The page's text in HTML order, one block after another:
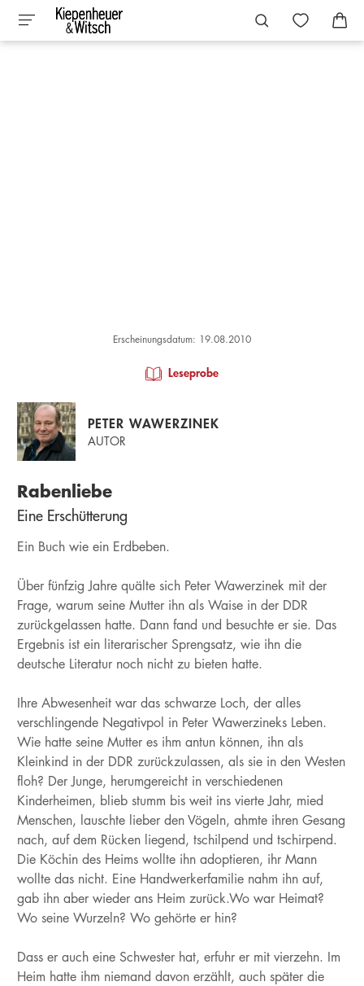
Erscheinungsdatum: 19.08.2010
Leseprobe
PETER WAWERZINEK
AUTOR
Rabenliebe
Eine Erschütterung
Ein Buch wie ein Erdbeben.
Über fünfzig Jahre quälte sich Peter Wawerzinek mit der
Frage, warum seine Mutter ihn als Waise in der DDR
zurückgelassen hatte. Dann fand und besuchte er sie. Das
Ergebnis ist ein literarischer Sprengsatz, wie ihn die
deutsche Literatur noch nicht zu bieten hatte.
Ihre Abwesenheit war das schwarze Loch, der alles
verschlingende Negativpol in Peter Wawerzineks Leben.
Wie hatte seine Mutter es ihm antun können, ihn als
Kleinkind in der DDR zurückzulassen, als sie in den Westen
floh? Der Junge, herumgereicht in verschiedenen
Kinderheimen, blieb stumm bis weit ins vierte Jahr, mied
Menschen, lauschte lieber den Vögeln, ahmte ihren Gesang
nach, auf dem Rücken liegend, tschilpend und tschirpend.
Die Köchin des Heims wollte ihn adoptieren, ihr Mann
wollte das nicht. Eine Handwerkerfamilie nahm ihn auf,
gab ihn aber wieder ans Heim zurück.Wo war Heimat?
Wo seine Wurzeln? Wo gehörte er hin?
Dass er auch eine Schwester hat, erfuhr er mit vierzehn. Im
Heim hatte ihm niemand davon erzählt, auch später die